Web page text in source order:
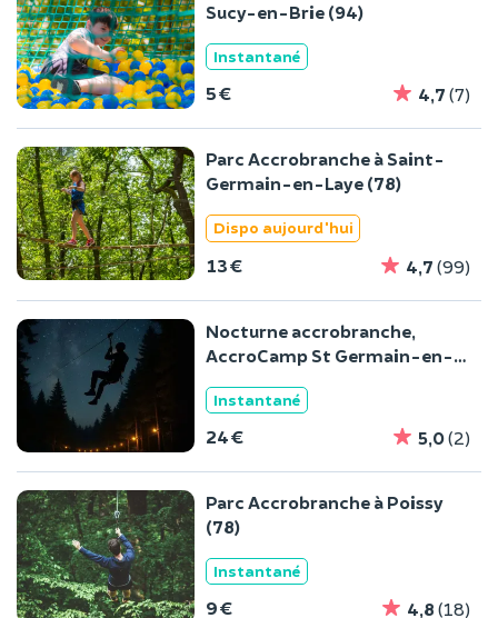
Sucy-en-Brie (94)
Instantané
5 € 4,7 (7)
Parc Accrobranche à Saint-
Germain-en-Laye (78)
Dispo aujourd'hui
13 € 4,7 (99)
Nocturne accrobranche,
AccroCamp St Germain-en-
Instantané
24 € 5,0(2)
Parc Accrobranche à Poissy
(78)
Instantané
9 € 4,8 (18)